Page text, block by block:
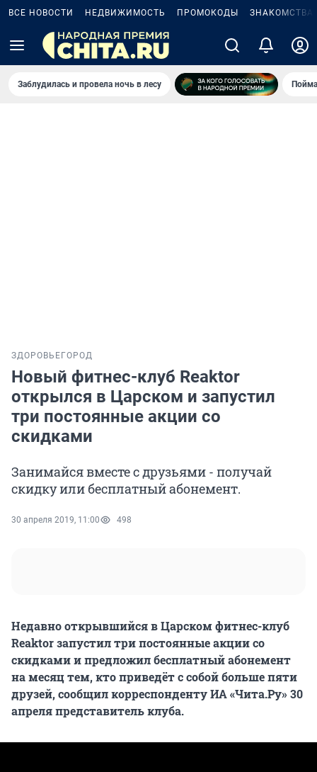
ВСЕ НОВОСТИ НЕДВИЖИМОСТЬ ПРОМОКОДЫ ЗНАКОМСТВА
Заблудилась и провела ночь в лесу
ЗДОРОВЬЕ ГОРОД
Новый фитнес-клуб Reaktor
открылся в Царском и запустил
три постоянные акции со
скидками
Занимайся вместе с друзьями - получай
скидку или бесплатный абонемент.
30 апреля 2019, 11:00 498
Недавно открывшийся в Царском фитнес-клуб
Reaktor запустил три постоянные акции со
скидками и предложил бесплатный абонемент
на месяц тем, кто приведёт с собой больше пяти
друзей, сообщил корреспонденту ИА «Чита.Ру» 30
апреля представитель клуба.